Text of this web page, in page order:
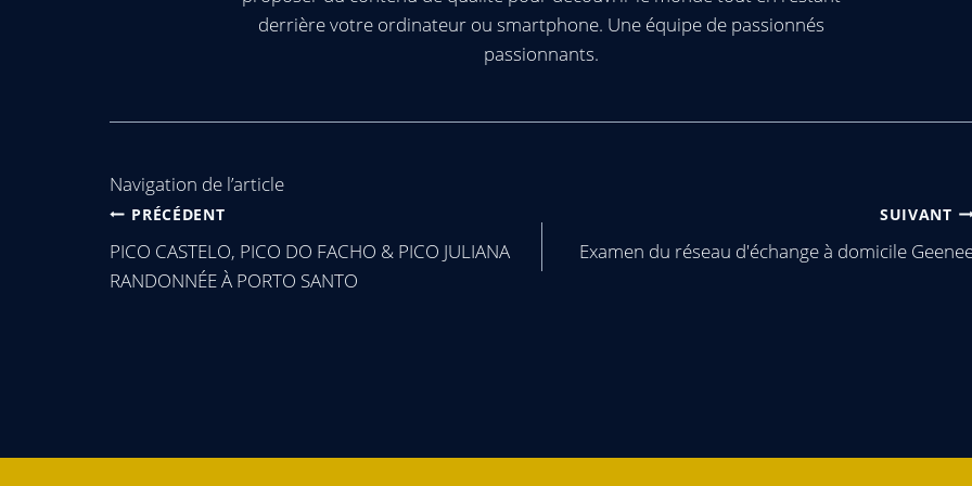
derrière votre ordinateur ou smartphone. Une équipe de passionnés
passionnants.
Navigation de l’article
PRÉCÉDENT
PICO CASTELO, PICO DO FACHO & PICO JULIANA
RANDONNÉE À PORTO SANTO
SUIVANT
Examen du réseau d'échange à domicile